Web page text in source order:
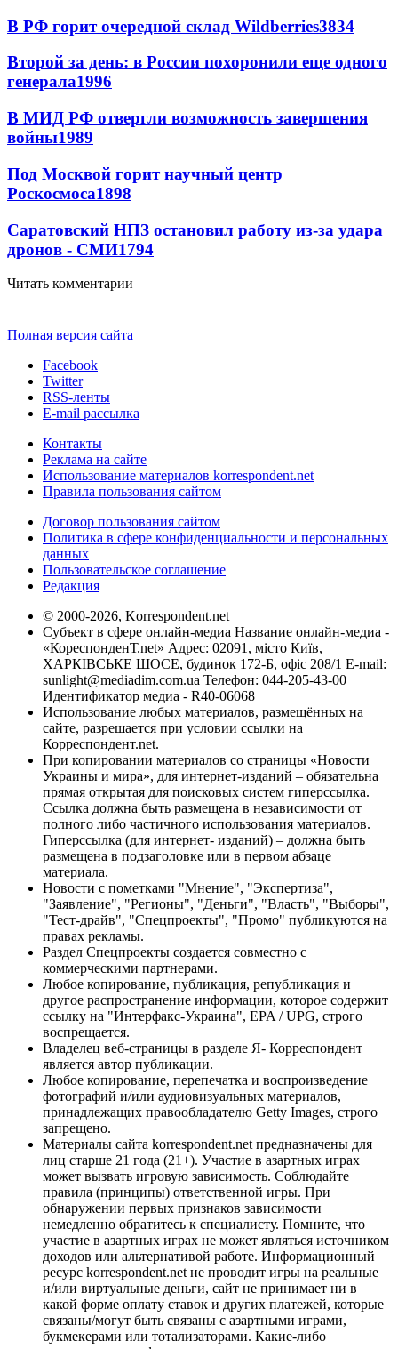
В РФ горит очередной склад Wildberries3834
Второй за день: в России похоронили еще одного
генерала1996
В МИД РФ отвергли возможность завершения
войны1989
Под Москвой горит научный центр
Роскосмоса1898
Саратовский НПЗ остановил работу из-за удара
дронов - СМИ1794
Читать комментарии
Полная версия сайта
Facebook
Twitter
RSS-ленты
E-mail рассылка
Контакты
Реклама на сайте
Использование материалов korrespondent.net
Правила пользования сайтом
Договор пользования сайтом
Политика в сфере конфиденциальности и персональных
данных
Пользовательское соглашение
Редакция
© 2000-2026, Korrespondent.net
Субъект в сфере онлайн-медиа Название онлайн-медиа -
«КореспонденТ.net» Адрес: 02091, місто Київ,
ХАРКІВСЬКЕ ШОСЕ, будинок 172-Б, офіс 208/1 E-mail:
sunlight@mediadim.com.ua Телефон: 044-205-43-00
Идентификатор медиа - R40-06068
Использование любых материалов, размещённых на
сайте, разрешается при условии ссылки на
Корреспондент.net.
При копировании материалов со страницы «Новости
Украины и мира», для интернет-изданий – обязательна
прямая открытая для поисковых систем гиперссылка.
Ссылка должна быть размещена в независимости от
полного либо частичного использования материалов.
Гиперссылка (для интернет- изданий) – должна быть
размещена в подзаголовке или в первом абзаце
материала.
Новости с пометками "Мнение", "Экспертиза",
"Заявление", "Регионы", "Деньги", "Власть", "Выборы",
"Тест-драйв", "Спецпроекты", "Промо" публикуются на
правах рекламы.
Раздел Спецпроекты создается совместно с
коммерческими партнерами.
Любое копирование, публикация, републикация и
другое распространение информации, которое содержит
ссылку на "Интерфакс-Украина", EPA / UPG, строго
воспрещается.
Владелец веб-страницы в разделе Я- Корреспондент
является автор публикации.
Любое копирование, перепечатка и воспроизведение
фотографий и/или аудиовизуальных материалов,
принадлежащих правообладателю Getty Images, строго
запрещено.
Материалы сайта korrespondent.net предназначены для
лиц старше 21 года (21+). Участие в азартных играх
может вызвать игровую зависимость. Соблюдайте
правила (принципы) ответственной игры. При
обнаружении первых признаков зависимости
немедленно обратитесь к специалисту. Помните, что
участие в азартных играх не может являться источником
доходов или альтернативой работе. Информационный
ресурс korrespondent.net не проводит игры на реальные
и/или виртуальные деньги, сайт не принимает ни в
какой форме оплату ставок и других платежей, которые
связаны/могут быть связаны с азартными играми,
букмекерами или тотализаторами. Какие-либо